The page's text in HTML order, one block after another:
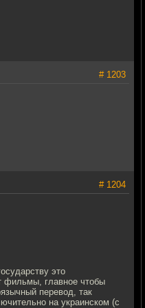
# 1203
# 1204
это
фильмы, главное чтобы
перевод, так
на украинском (с